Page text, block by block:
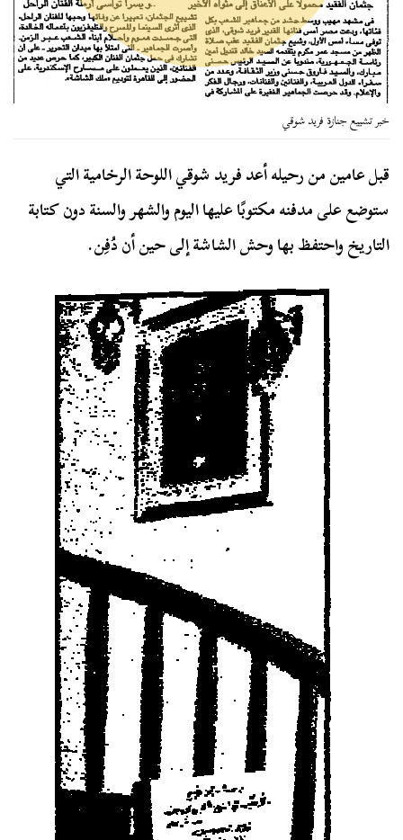
خبر تشييع جنازة فريد شوقي
قبل عامين من رحيله أعد فريد شوقي اللوحة الرخامية التي
ستوضع على مدفنه مكتوبًا عليها اليوم والشهر والسنة دون كتابة
التاريخ واحتفظ بها وحش الشاشة إلى حين أن دُفِن.